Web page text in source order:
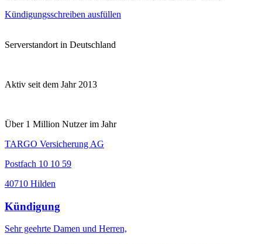
Kündigungsschreiben ausfüllen
Serverstandort in Deutschland
Aktiv seit dem Jahr 2013
Über 1 Million Nutzer im Jahr
TARGO Versicherung AG
Postfach 10 10 59
40710 Hilden
Kündigung
Sehr geehrte Damen und Herren,